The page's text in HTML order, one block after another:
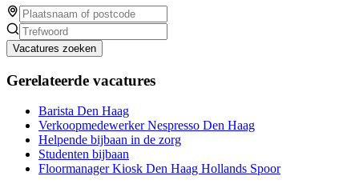
Vacatures zoeken
Gerelateerde vacatures
Barista Den Haag
Verkoopmedewerker Nespresso Den Haag
Helpende bijbaan in de zorg
Studenten bijbaan
Floormanager Kiosk Den Haag Hollands Spoor